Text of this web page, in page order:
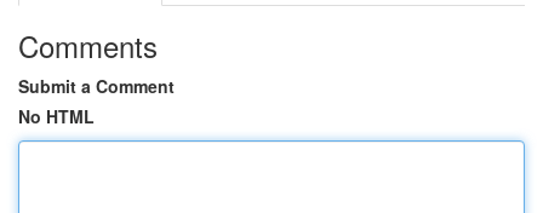
Comments
Submit a Comment
No HTML